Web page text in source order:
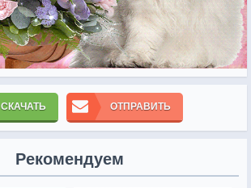
СКАЧАТЬ ОТПРАВИТЬ
Рекомендуем